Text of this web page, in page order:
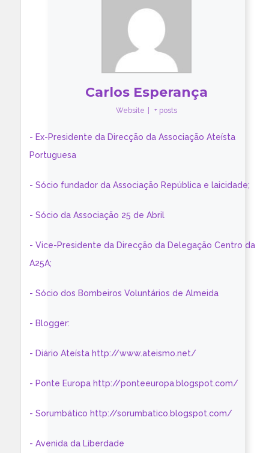
Carlos Esperança
Website + posts
- Ex-Presidente da Direcção da Associação Ateísta
Portuguesa
- Sócio fundador da Associação República e laicidade;
- Sócio da Associação 25 de Abril
- Vice-Presidente da Direcção da Delegação Centro da
A25A;
- Sócio dos Bombeiros Voluntários de Almeida
- Blogger:
- Diário Ateísta http://www.ateismo.net/
- Ponte Europa http://ponteeuropa.blogspot.com/
- Sorumbático http://sorumbatico.blogspot.com/
- Avenida da Liberdade